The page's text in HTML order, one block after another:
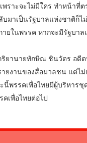
พราะจะไม่มีใคร ทำหน้า
าเป็นรัฐบาลแห่งชาติก็ไ
ยในพรรค หากจะมีรัฐบา
านายทักษิณ ชินวัตร อดีต
งานของสื่อมวลชน แต่ไม่
พรรคเพื่อไทยมีผู้บริหาร
เพื่อไทยต่อไป